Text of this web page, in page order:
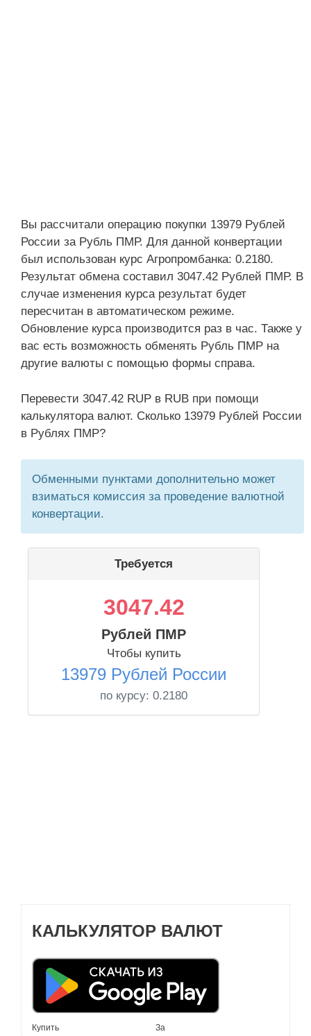
Вы рассчитали операцию покупки 13979 Рублей
России за Рубль ПМР. Для данной конвертации
был использован курс Агропромбанка: 0.2180.
Результат обмена составил 3047.42 Рублей ПМР. В
случае изменения курса результат будет
пересчитан в автоматическом режиме.
Обновление курса производится раз в час. Также у
вас есть возможность обменять Рубль ПМР на
другие валюты с помощью формы справа.
Перевести 3047.42 RUP в RUB при помощи
калькулятора валют. Сколько 13979 Рублей России
в Рублях ПМР?
Обменными пунктами дополнительно может
взиматься комиссия за проведение валютной
конвертации.
Требуется
3047.42
Рублей ПМР
Чтобы купить
13979 Рублей России
по курсу: 0.2180
КАЛЬКУЛЯТОР ВАЛЮТ
Купить За